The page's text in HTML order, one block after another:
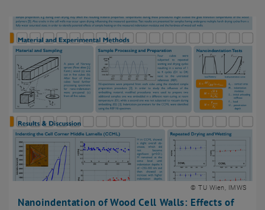
Nanoindentation of Wood Cell Walls: Effects of
© TU Wien, IMWS